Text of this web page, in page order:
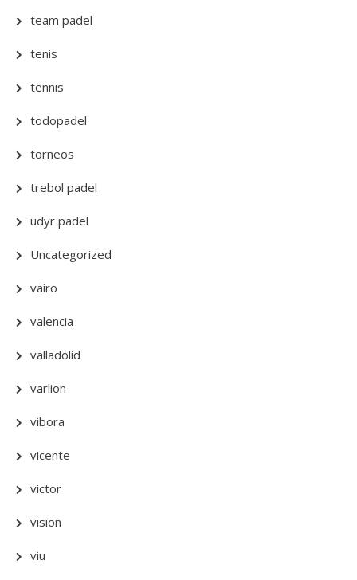
team padel
tenis
tennis
todopadel
torneos
trebol padel
udyr padel
Uncategorized
vairo
valencia
valladolid
varlion
vibora
vicente
victor
vision
viu